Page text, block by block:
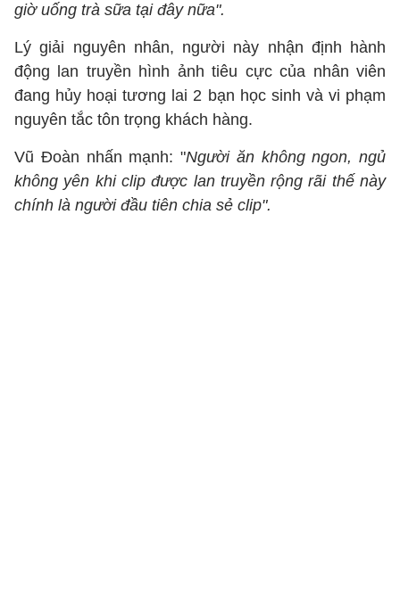
giờ uống trà sữa tại đây nữa".
Lý giải nguyên nhân, người này nhận định hành
động lan truyền hình ảnh tiêu cực của nhân viên
đang hủy hoại tương lai 2 bạn học sinh và vi phạm
nguyên tắc tôn trọng khách hàng.
Vũ Đoàn nhấn mạnh: "Người ăn không ngon, ngủ
không yên khi clip được lan truyền rộng rãi thế này
chính là người đầu tiên chia sẻ clip".